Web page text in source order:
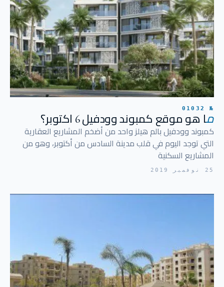
№ 01032
ما هو موقع كمبوند وودفيل 6 اكتوبر؟
كمبوند وودفيل بالم هيلز واحد من أضخم المشاريع العقارية
التي توجد اليوم في قلب مدينة السادس من أكتوبر، وهو من
المشاريع السكنية
25 نوفمبر 2019